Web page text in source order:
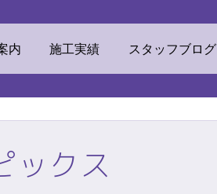
内 施工実績 スタッフブログ
ックス